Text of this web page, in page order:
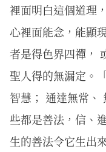
裡面明白這個道理
心裡面能念，能顯
者是得色界四禪，
聖人得的無漏定。
智慧； 通達無常、
些都是善法，信、
生的善法令它生出